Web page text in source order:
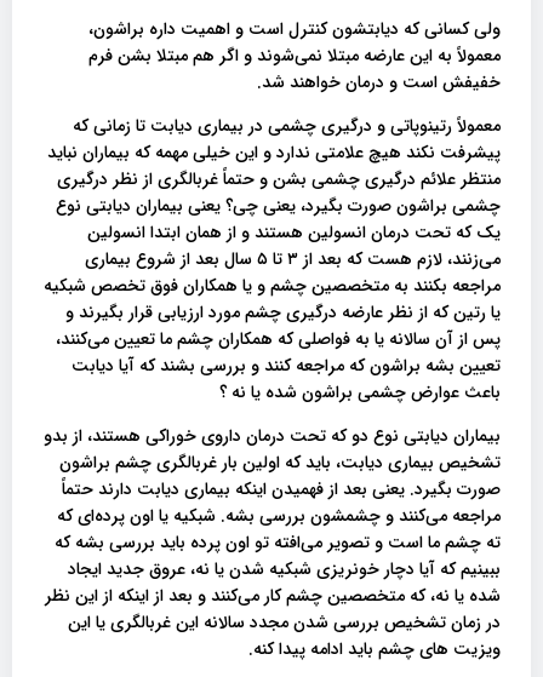
ولی کسانی که دیابتشون کنترل است و اهمیت داره براشون،
معمولاً به این عارضه مبتلا نمی‌شوند و اگر هم مبتلا بشن فرم
خفیفش است و درمان خواهند شد.
معمولاً رتینوپاتی و درگیری چشمی در بیماری دیابت تا زمانی که
پیشرفت نکند هیچ علامتی ندارد و این خیلی مهمه که بیماران نباید
منتظر علائم درگیری چشمی بشن و حتماً غربالگری از نظر درگیری
چشمی براشون صورت بگیرد، یعنی چی؟ یعنی بیماران دیابتی نوع
یک که تحت درمان انسولین هستند و از همان ابتدا انسولین
می‌زنند، لازم هست که بعد از ۳ تا ۵ سال بعد از شروع بیماری
مراجعه بکنند به متخصصین چشم و یا همکاران فوق تخصص شبکیه
یا رتین که از نظر عارضه درگیری چشم مورد ارزیابی قرار بگیرند و
پس از آن سالانه یا به فواصلی که همکاران چشم ما تعیین می‌کنند،
تعیین بشه براشون که مراجعه کنند و بررسی بشند که آیا دیابت
باعث عوارض چشمی براشون شده یا نه ؟
بیماران دیابتی نوع دو که تحت درمان داروی خوراکی هستند، از بدو
تشخیص بیماری دیابت، باید که اولین بار غربالگری چشم براشون
صورت بگیرد. یعنی بعد از فهمیدن اینکه بیماری دیابت دارند حتماً
مراجعه می‌کنند و چشمشون بررسی بشه. شبکیه یا اون پرده‌ای که
ته چشم ما است و تصویر می‌افته تو اون پرده باید بررسی بشه که
ببینیم که آیا دچار خونریزی شبکیه شدن یا نه، عروق جدید ایجاد
شده یا نه، که متخصصین چشم کار می‌کنند و بعد از اینکه از این نظر
در زمان تشخیص بررسی شدن مجدد سالانه این غربالگری یا این
ویزیت‌ های چشم باید ادامه پیدا کنه.